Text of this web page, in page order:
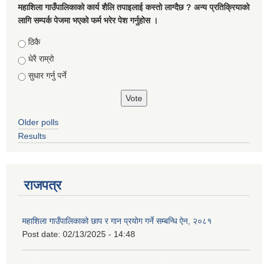
महाशिला गाउँपालिकाको कार्य शैलि तपाइलाई कस्तो लाग्दैछ ? अन्य प्रतिक्रियाको
लागि सम्पर्क पेजमा भएको फर्म भरेर पेश गर्नुहोस ।
Choices
ठिकै
धेरै राम्रो
सुधार गर्नु पर्ने
Older polls
Results
राजपत्र
महाशिला गाउँपालिकाको छाप र गान प्रयोग गर्ने सम्बन्धि ऐन, २०८१
Post date: 02/13/2025 - 14:48